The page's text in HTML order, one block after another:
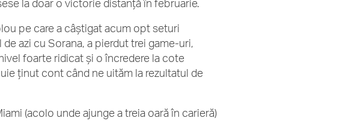
la doar o victorie distanță în februarie.
pe care a câștigat acum opt seturi
azi cu Sorana, a pierdut trei game-uri,
foarte ridicat și o încredere la cote
ținut cont când ne uităm la rezultatul de
(acolo unde ajunge a treia oară în carieră)